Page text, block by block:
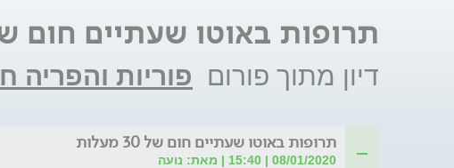
תרופות באוטו שעתיים חום של 30
דיון מתוך פורום פוריות והפריה
תרופות באוטו שעתיים חום של 30 מעלות
08/01/2020 | 15:40 | מאת: נועה